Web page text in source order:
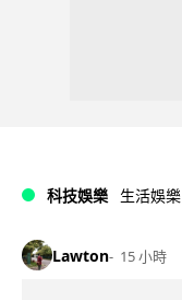
科技娛樂 生活娛樂
Lawton 15 小時